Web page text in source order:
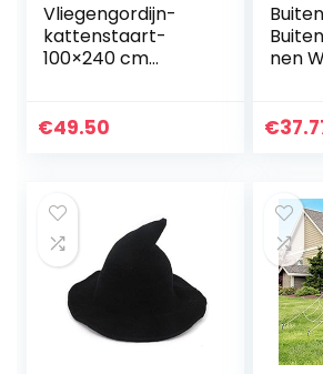
Vliegengordijn-
kattenstaart-
100×240 cm
€49.50
nen
€